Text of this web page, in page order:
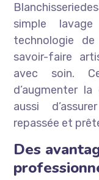
simple
technologie
savoir-faire
avec soin.
d’augmenter
aussi
repassée et
Des